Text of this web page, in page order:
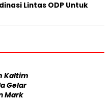
Lintas ODP Untuk
Kaltim
Gelar
Mark